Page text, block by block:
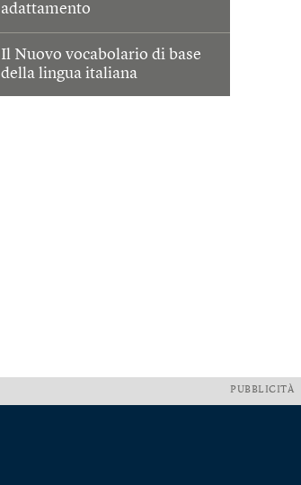
adattamento
Il Nuovo vocabolario di base
della lingua italiana
PUBBLICITÀ